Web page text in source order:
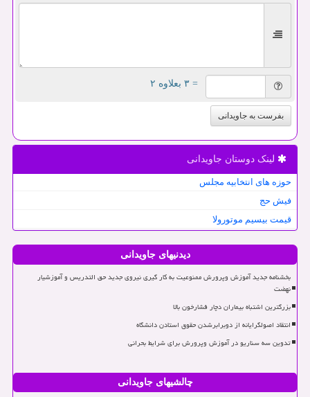
= ۳ بعلاوه ۲
بفرست به جاویدانی
لینک دوستان جاویدانی
حوزه های انتخابیه مجلس
فیش حج
قیمت بیسیم موتورولا
دیدنیهای جاویدانی
بخشنامه جدید آموزش وپرورش ممنوعیت به کار گیری نیروی جدید حق التدریس و آموزشیار
نهضت
بزرگترین اشتباه بیماران دچار فشارخون بالا
انتقاد اصولگرایانه از دوبرابرشدن حقوق استادن دانشگاه
تدوین سه سناریو در آموزش وپرورش برای شرایط بحرانی
چالشیهای جاویدانی